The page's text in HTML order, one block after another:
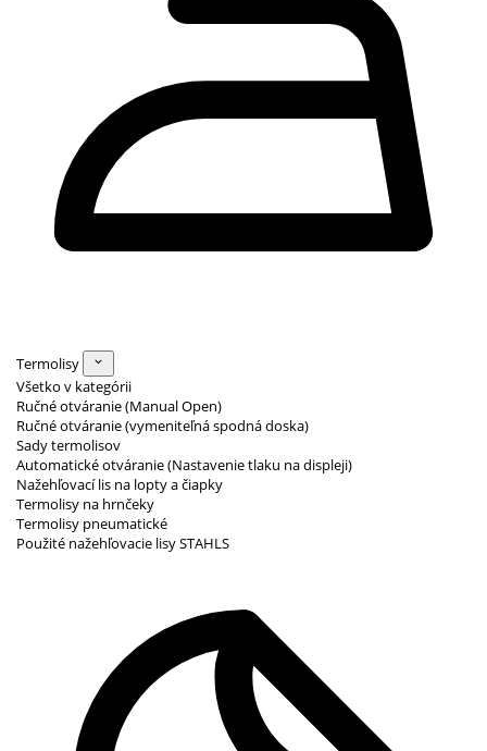
Termolisy
Všetko v kategórii
Ručné otváranie (Manual Open)
Ručné otváranie (vymeniteľná spodná doska)
Sady termolisov
Automatické otváranie (Nastavenie tlaku na displeji)
Nažehľovací lis na lopty a čiapky
Termolisy na hrnčeky
Termolisy pneumatické
Použité nažehľovacie lisy STAHLS